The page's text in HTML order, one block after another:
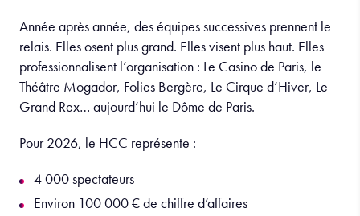
Année après année, des équipes successives prennent le
relais. Elles osent plus grand. Elles visent plus haut. Elles
professionnalisent l’organisation : Le Casino de Paris, le
Théâtre Mogador, Folies Bergère, Le Cirque d’Hiver, Le
Grand Rex… aujourd’hui le Dôme de Paris.
Pour 2026, le HCC représente :
4 000 spectateurs
Environ 100 000 € de chiffre d’affaires